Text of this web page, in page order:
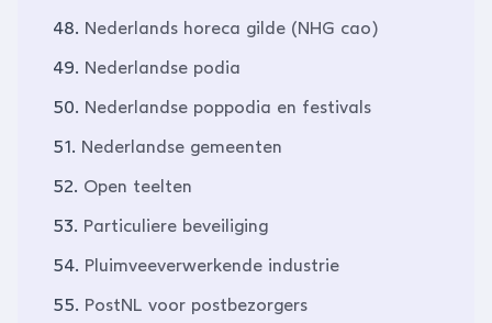
48. Nederlands horeca gilde (NHG cao)
49. Nederlandse podia
50. Nederlandse poppodia en festivals
51. Nederlandse gemeenten
52. Open teelten
53. Particuliere beveiliging
54. Pluimveeverwerkende industrie
55. PostNL voor postbezorgers